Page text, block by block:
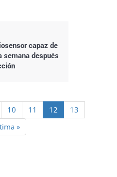
capaz de
semana después
Page
10 Page
11
Página
actual
12 Page
13
»